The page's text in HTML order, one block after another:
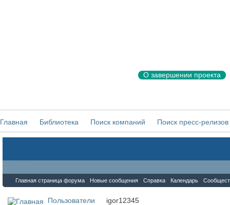
О завершении проекта
Главная Библиотека Поиск компаний Поиск пресс-релизов
Главная страница форума Новые сообщения Справка Календарь
Пользователи igor12345